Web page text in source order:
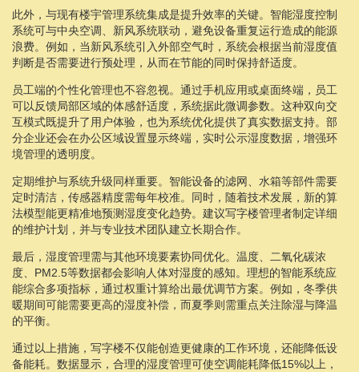
此外，与现有楼宇管理系统集成是提升效率的关键。智能湿度控制
系统可与中央空调、新风系统联动，避免设备重复运行造成的能源
浪费。例如，当新风系统引入外部空气时，系统会根据当前湿度值
判断是否需要进行预处理，从而在节能的同时保持舒适度。
员工端的个性化管理也不容忽视。通过手机应用或桌面终端，员工
可以反馈局部区域的体感舒适度，系统据此微调参数。这种双向交
互模式既提升了用户体验，也为系统优化提供了真实数据支持。部
分企业还会在办公区域设置显示终端，实时公示湿度数据，增强环
境管理的透明度。
定期维护与系统升级同样重要。智能设备的滤网、水箱等部件需要
定时清洁，传感器精度需每年校准。同时，随着技术发展，新的算
法模型能更精准地预测湿度变化趋势。建议写字楼管理者制定详细
的维护计划，并与专业技术团队建立长期合作。
最后，湿度管理需与其他环境要素协同优化。温度、二氧化碳浓
度、PM2.5等数据都会影响人体对湿度的感知。理想的智能系统应
能综合多项指标，通过权重计算给出最优调节方案。例如，冬季供
暖期间可能需要更高的湿度补偿，而夏季则需重点关注除湿与降温
的平衡。
通过以上措施，写字楼不仅能创造更健康的工作环境，还能降低设
备能耗。数据显示，合理的湿度管理可使空调能耗降低15%以上，